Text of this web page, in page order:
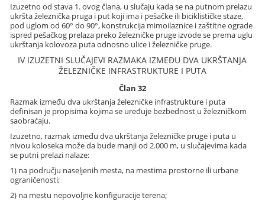
Izuzetno od stava 1. ovog člana, u slučaju kada se na putnom prelazu
ukršta železnička pruga i put koji ima i pešačke ili biciklističke staze,
pod uglom od 60° do 90°, konstrukcija mimoilaznice i zaštitne ograde
ispred pešačkog prelaza preko železničke pruge izvode se prema uglu
ukrštanja kolovoza puta odnosno ulice i železničke pruge.
IV IZUZETNI SLUČAJEVI RAZMAKA IZMEĐU DVA UKRŠTANJA
ŽELEZNIČKE INFRASTRUKTURE I PUTA
Član 32
Razmak između dva ukrštanja železničke infrastrukture i puta
definisan je propisima kojima se uređuje bezbednost u železničkom
saobraćaju.
Izuzetno, razmak između dva ukrštanja železničke pruge i puta u
nivou koloseka može da bude manji od 2.000 m, u slučajevima kada
se putni prelazi nalaze:
1) na području naseljenih mesta, na mestima prostorne ili urbane
ograničenosti;
2) na mestu nepovoljne konfiguracije terena;